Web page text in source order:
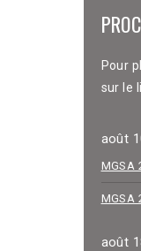
Pour
sur le
août
MGSA
MGSA
août